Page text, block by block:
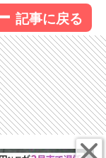
記事に戻る